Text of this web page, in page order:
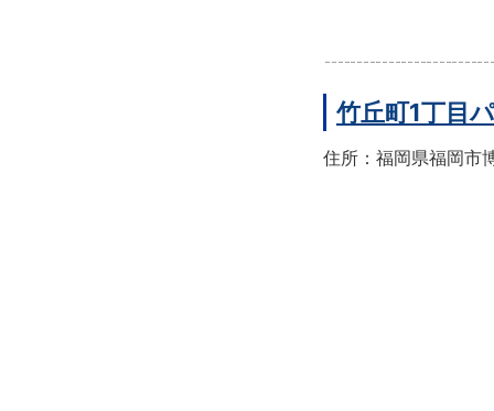
竹丘町1丁目
住所：福岡県福岡市